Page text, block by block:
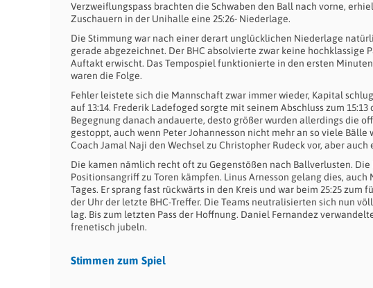
Verzweiflungspass brachten die Schwaben den Ball nach vorne,
Zuschauern in der Unihalle eine 25:26- Niederlage.
Die Stimmung war nach einer derart unglücklichen Niederlage
gerade abgezeichnet. Der BHC absolvierte zwar keine
Auftakt erwischt. Das Tempospiel funktionierte in den ersten
waren die Folge.
Fehler leistete sich die Mannschaft zwar immer wieder, Kapital
auf 13:14. Frederik Ladefoged sorgte mit seinem Abschluss zum
Begegnung danach andauerte, desto größer wurden allerdings die
gestoppt, auch wenn Peter Johannesson nicht mehr an so viele
Coach Jamal Naji den Wechsel zu Christopher Rudeck vor, aber
Die kamen nämlich recht oft zu Gegenstößen nach Ballverlusten.
Positionsangriff zu Toren kämpfen. Linus Arnesson gelang dies,
Tages. Er sprang fast rückwärts in den Kreis und war beim 25:25
der Uhr der letzte BHC-Treffer. Die Teams neutralisierten sich nun
lag. Bis zum letzten Pass der Hoffnung. Daniel Fernandez
frenetisch jubeln.
Stimmen zum Spiel